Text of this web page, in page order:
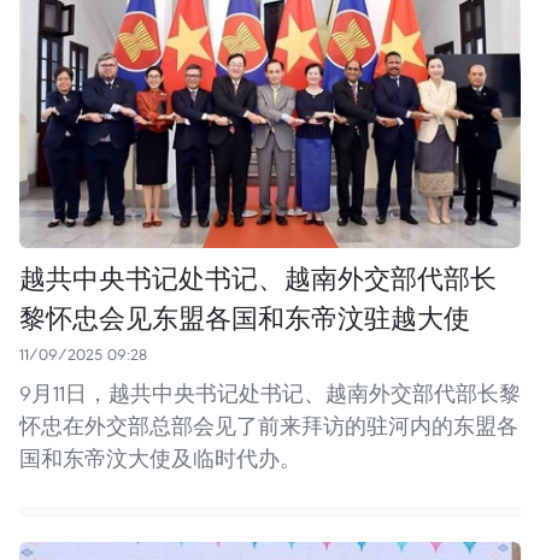
越共中央书记处书记、越南外交部代部长
黎怀忠会见东盟各国和东帝汶驻越大使
11/09/2025 09:28
9月11日，越共中央书记处书记、越南外交部代部长黎
怀忠在外交部总部会见了前来拜访的驻河内的东盟各
国和东帝汶大使及临时代办。